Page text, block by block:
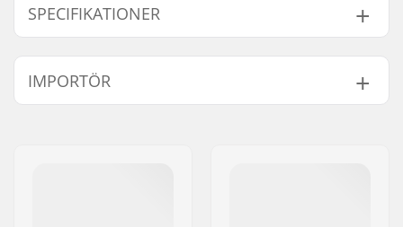
SPECIFIKATIONER
Material:
Aluminium
Framgaffel gänga:
Vikt:
15.8g
IMPORTÖR